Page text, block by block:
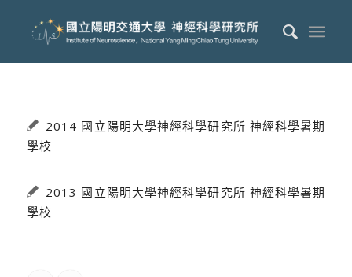
2014 國立陽明大學神經科學研究所 神經科學暑期
學校
2013 國立陽明大學神經科學研究所 神經科學暑期
學校